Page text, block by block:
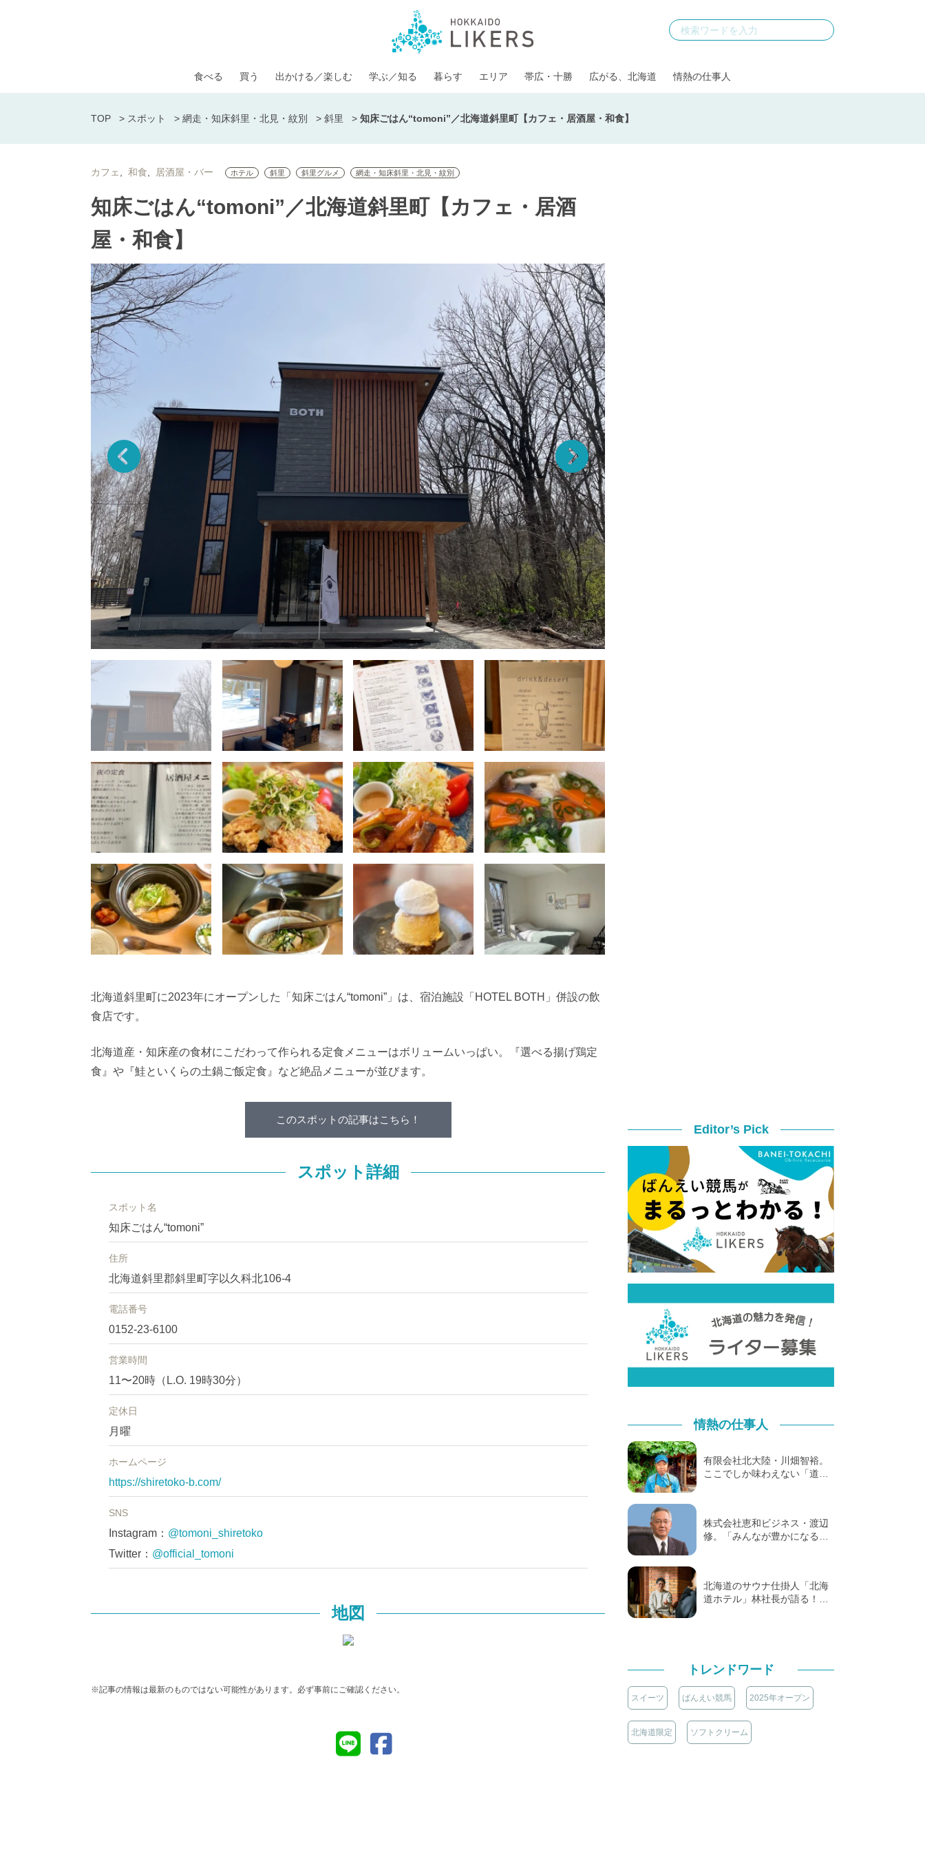
食べる 買う 出かける／楽しむ 学ぶ／知る 暮らす エリア 帯広・十勝 広がる、北海道 情熱の仕事人
TOP > スポット > 網走・知床斜里・北見・紋別 > 斜里 > 知床ごはん“tomoni”／北海道斜里町【カフェ・居酒屋・和食】
カフェ 和食 居酒屋・バー ホテル 斜里 斜里グルメ 網走・知床斜里・北見・紋別
知床ごはん“tomoni”／北海道斜里町【カフェ・居酒
屋・和食】
北海道斜里町に2023年にオープンした「知床ごはん“tomoni” 」は、宿泊施設「 HOTEL BOTH 」併設の飲
食店です。
北海道産・知床産の食材にこだわって作られる定食メニューはボリュームいっぱい。
『選べる揚げ鶏定
食』や 『鮭といくらの土鍋ご飯定食』など絶品メニューが並びます。
このスポットの記事はこちら！
スポット詳細
スポット名
知床ごはん“tomoni”
住所
北海道斜里郡斜里町字以久科北106-4
電話番号
0152-23-6100
営業時間
11〜20時（L.O. 19時30分）
定休日
月曜
ホームページ
https://shiretoko-b.com/
SNS
Instagram： @tomoni_shiretoko
Twitter： @official_tomoni
地図
※記事の情報は最新のものではない可能性があります。必ず事前にご確認ください。
Editor’s Pick
情熱の仕事人
有限会社北大陸・川畑智裕。
ここでしか味わえない「道…
株式会社恵和ビジネス・渡辺
修。「みんなが豊かになる…
北海道のサウナ仕掛人「北海
道ホテル」林社長が語る！…
トレンドワード
スイーツ ばんえい競馬 2025年オープン
北海道限定 ソフトクリーム